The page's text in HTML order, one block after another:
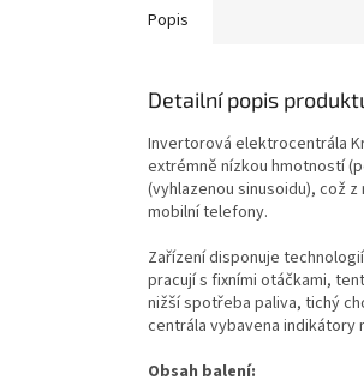
Popis
Detailní popis
Invertorová elektrocentrála
extrémně nízkou hmotností
(vyhlazenou sinusoidu), což
mobilní telefony.
Zařízení disponuje technologií
pracují s fixními otáčkami,
nižší spotřeba paliva, tichý
centrála vybavena indikátory
Obsah balení: